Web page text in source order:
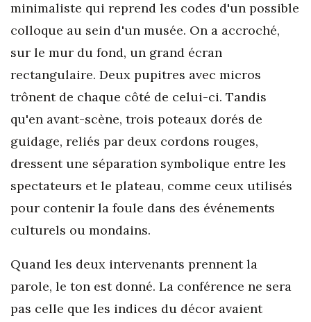
minimaliste qui reprend les codes d'un possible
colloque au sein d'un musée. On a accroché,
sur le mur du fond, un grand écran
rectangulaire. Deux pupitres avec micros
trônent de chaque côté de celui-ci. Tandis
qu'en avant-scène, trois poteaux dorés de
guidage, reliés par deux cordons rouges,
dressent une séparation symbolique entre les
spectateurs et le plateau, comme ceux utilisés
pour contenir la foule dans des événements
culturels ou mondains.
Quand les deux intervenants prennent la
parole, le ton est donné. La conférence ne sera
pas celle que les indices du décor avaient